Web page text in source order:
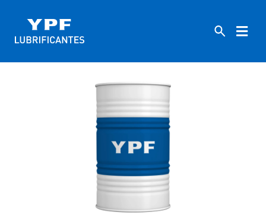
HOME MARÍTIMO R68